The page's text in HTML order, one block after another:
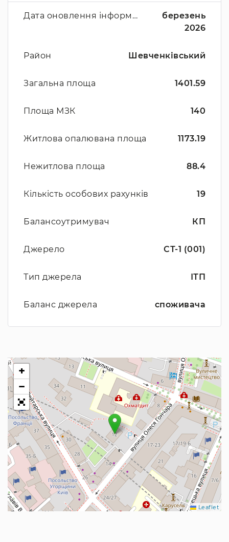
Дата оновлення інформації
березень
2026
Район Шевченківський
Загальна площа 1401.59
Площа МЗК 140
Житлова опалювана площа 1173.19
Нежитлова площа 88.4
Кількість особових рахунків 19
Балансоутримувач КП
Джерело СТ-1 (001)
Тип джерела ІТП
Баланс джерела споживача
+
−
Leaflet